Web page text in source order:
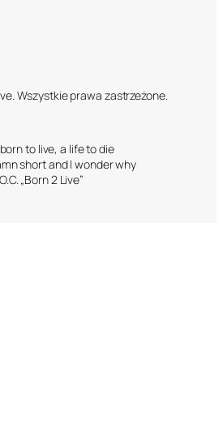
Wszystkie prawa zastrzeżone.
born to live, a life to die
short and I wonder why
O.C. „Born 2 Live”